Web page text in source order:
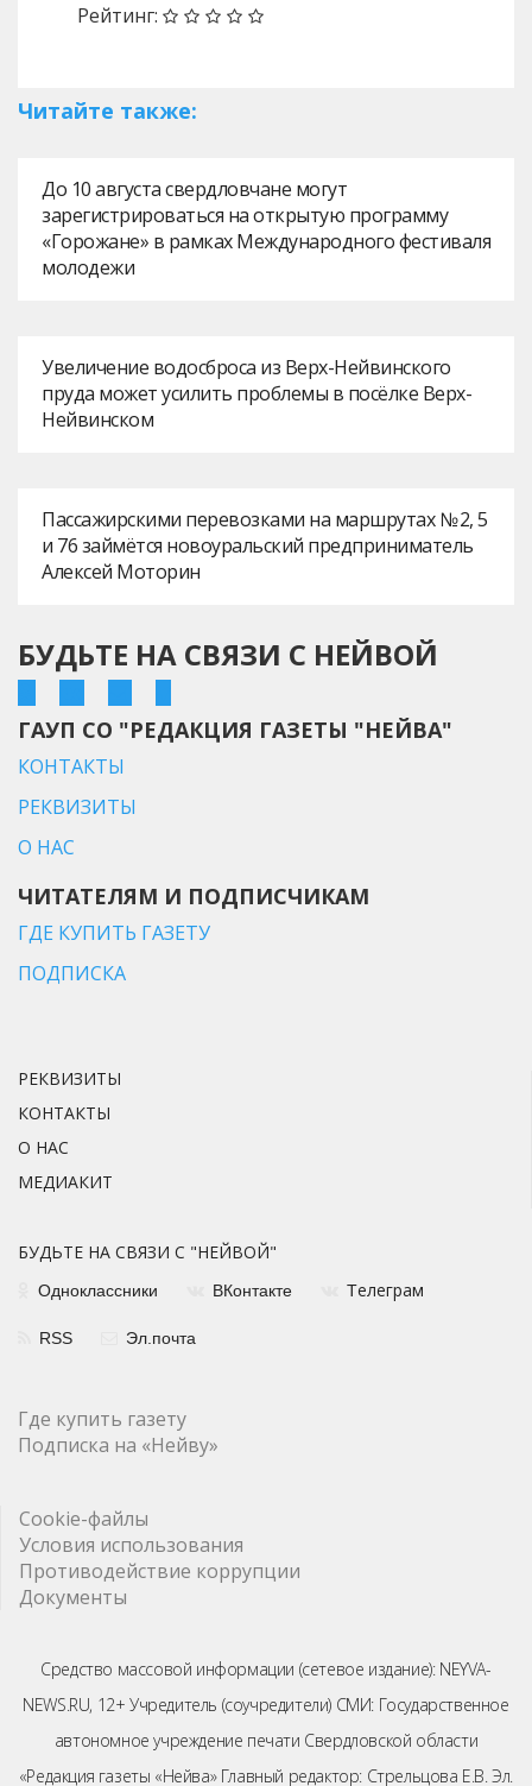
Рейтинг:
Читайте также:
До 10 августа свердловчане могут
зарегистрироваться на открытую программу
«Горожане» в рамках Международного фестиваля
молодежи
Увеличение водосброса из Верх-Нейвинского
пруда может усилить проблемы в посёлке Верх-
Нейвинском
Пассажирскими перевозками на маршрутах № 2, 5
и 76 займётся новоуральский предприниматель
Алексей Моторин
БУДЬТЕ НА СВЯЗИ С НЕЙВОЙ
ГАУП СО "РЕДАКЦИЯ ГАЗЕТЫ "НЕЙВА"
КОНТАКТЫ
РЕКВИЗИТЫ
О НАС
ЧИТАТЕЛЯМ И ПОДПИСЧИКАМ
ГДЕ КУПИТЬ ГАЗЕТУ
ПОДПИСКА
РЕКВИЗИТЫ
КОНТАКТЫ
О НАС
МЕДИАКИТ
БУДЬТЕ НА СВЯЗИ С "НЕЙВОЙ"
Одноклассники ВКонтакте Телеграм
RSS Эл.почта
Где купить газету
Подписка на «Нейву»
Cookie-файлы
Условия использования
Противодействие коррупции
Документы
Средство массовой информации (сетевое издание): NEYVA-
NEWS.RU, 12+ Учредитель (соучредители) СМИ: Государственное
автономное учреждение печати Свердловской области
«Редакция газеты «Нейва» Главный редактор: Стрельцова Е.В. Эл.